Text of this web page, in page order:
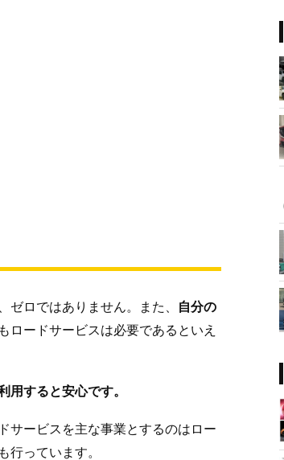
ロではありません。また、
自分の
ロードサービスは必要であるといえ
用すると安心です。
サービスを主な事業とするのはロー
行っています。